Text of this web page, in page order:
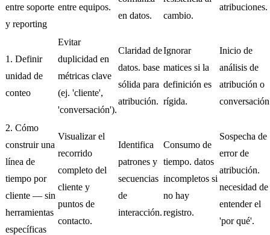
entre soporte
y reporting
entre equipos.
en datos.
cambio.
atribuciones.
1. Definir
unidad de
conteo
Evitar
duplicidad en
métricas clave
(ej. 'cliente',
'conversación').
Claridad de
datos. base
sólida para
atribución.
Ignorar
matices si la
definición es
rígida.
Inicio de
análisis de
atribución o
2. Cómo
construir una
línea de
tiempo por
cliente — sin
herramientas
específicas
Visualizar el
recorrido
completo del
cliente y
puntos de
contacto.
Identifica
patrones y
secuencias
de
interacción.
Consumo de
tiempo. datos
incompletos si
no hay
registro.
Sospecha de
error de
atribución.
necesidad de
entender el
'por qué'.